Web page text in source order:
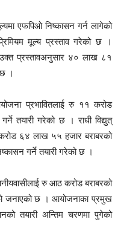
एफपिओ निष्कासन गर्न लागेको
मूल्य प्रस्ताव गरेको छ ।
उक्त प्रस्तावअनुसार ४० लाख ८१
।
प्रभावितलाई रु ११ करोड
तयारी गरेको छ । राधी विद्युत्
६४ लाख ५५ हजार बराबरको
गर्ने तयारी गरेको छ ।
रु आठ करोड बराबरको
जनाएको छ । आयोजनाका प्रमुख
तयारी अन्तिम चरणमा पुगेको